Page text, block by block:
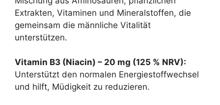
Extrakten, Vitaminen und Mineralstoffen, die
gemeinsam die männliche Vitalität
unterstützen.
Vitamin B3 (Niacin) – 20 mg (125 % NRV):
Unterstützt den normalen Energiestoffwechsel
und hilft, Müdigkeit zu reduzieren.